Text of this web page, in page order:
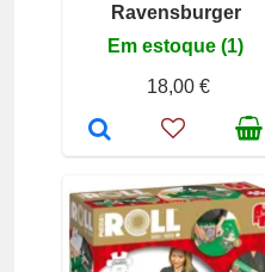
Ravensburger
Em estoque (1)
18,00 €